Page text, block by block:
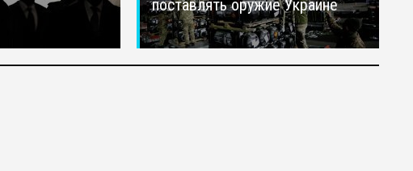
поставлять оружие Украине